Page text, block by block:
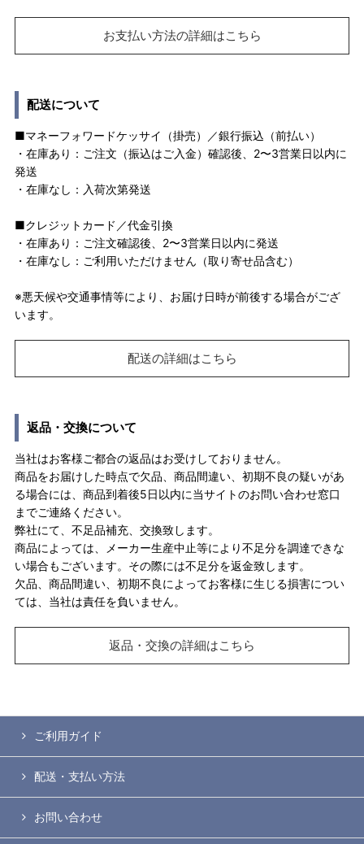
お支払い方法の詳細はこちら
配送について
■マネーフォワードケッサイ（掛売）／銀行振込（前払い）
・在庫あり：ご注文（振込はご入金）確認後、2〜3営業日以内に
発送
・在庫なし：入荷次第発送
■クレジットカード／代金引換
・在庫あり：ご注文確認後、2〜3営業日以内に発送
・在庫なし：ご利用いただけません（取り寄せ品含む）
※悪天候や交通事情等により、お届け日時が前後する場合がござ
います。
配送の詳細はこちら
返品・交換について
当社はお客様ご都合の返品はお受けしておりません。
商品をお届けした時点で欠品、商品間違い、初期不良の疑いがあ
る場合には、商品到着後5日以内に当サイトのお問い合わせ窓口
までご連絡ください。
弊社にて、不足品補充、交換致します。
商品によっては、メーカー生産中止等により不足分を調達できな
い場合もございます。その際には不足分を返金致します。
欠品、商品間違い、初期不良によってお客様に生じる損害につい
ては、当社は責任を負いません。
返品・交換の詳細はこちら
ご利用ガイド
配送・支払い方法
お問い合わせ